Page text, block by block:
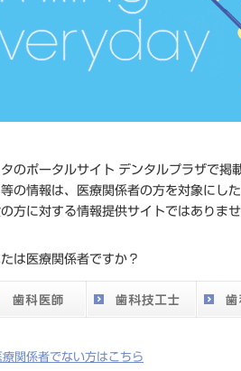
のポータルサイト デンタルプラザで掲
の情報は、医療関係者の方を対象にした
方に対する情報提供サイトではありませ
は医療関係者ですか？
療関係者でない方はこちら
品目コー
JAN/EAN
標準価格
メーカー